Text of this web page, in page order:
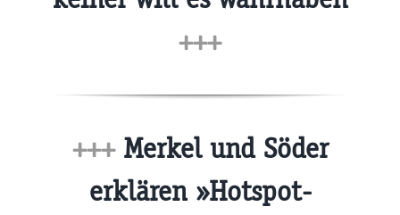
+++
+++Merkel und Söder
erklären »Hotspot-